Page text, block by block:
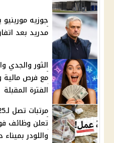
جوزيه
مدريد بعد
الثور والجدي
مع فرص مالية
الفترة المقبلة
تعلن وظائف
واللودر بميناء